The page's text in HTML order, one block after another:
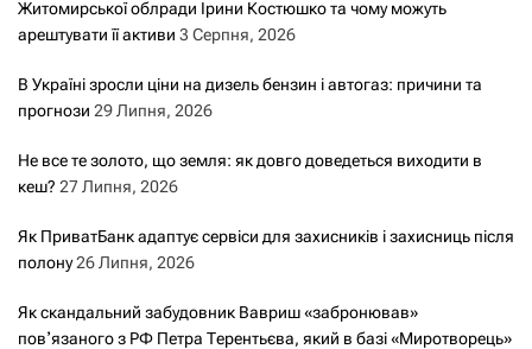
Житомирської облради Ірини Костюшко та чому можуть
арештувати її активи 3 Серпня, 2026
В Україні зросли ціни на дизель бензин і автогаз: причини та
прогнози 29 Липня, 2026
Не все те золото, що земля: як довго доведеться виходити в
кеш? 27 Липня, 2026
Як ПриватБанк адаптує сервіси для захисників і захисниць після
полону26 Липня, 2026
Як скандальний забудовник Вавриш «забронював»
повʼязаного з РФ Петра Терентьєва, який в базі «Миротворець»